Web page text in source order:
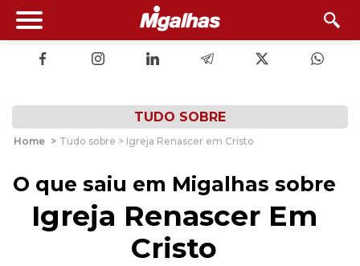
TUDO SOBRE
Home > Tudo sobre > Igreja Renascer em Cristo
O que saiu em Migalhas sobre
Igreja Renascer Em
Cristo